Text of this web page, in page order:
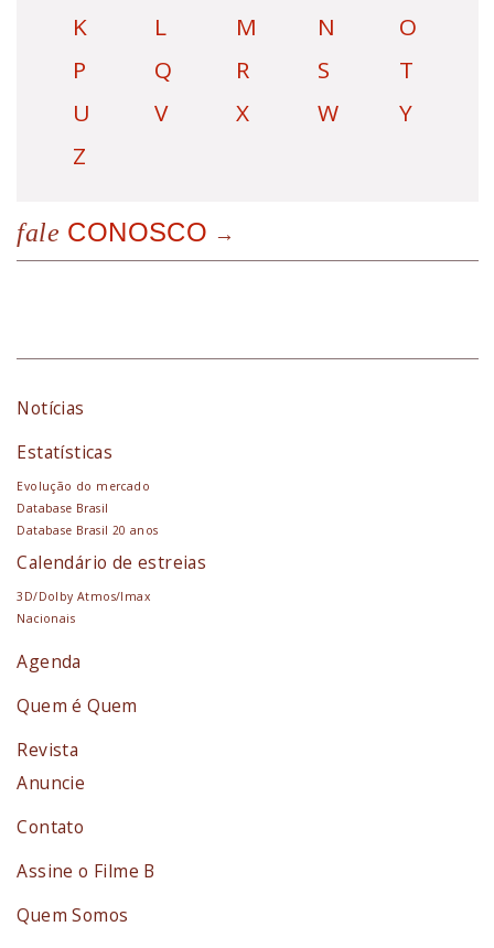
K
L M N
O
P
Q R S
T
U
V X W
Y
Z
fale CONOSCO
Notícias
Estatísticas
Evolução do mercado
Database Brasil
Database Brasil 20 anos
Calendário de estreias
3D/Dolby Atmos/Imax
Nacionais
Agenda
Quem é Quem
Revista
Anuncie
Contato
Assine o Filme B
Quem Somos